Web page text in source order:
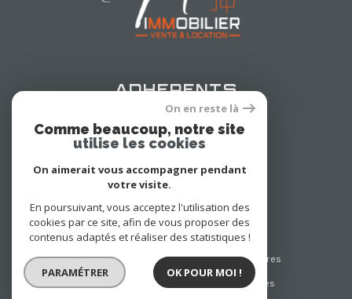
adhérents
© 2022 Tous droits réservés
Traduction powered by Google Nos honoraires
Plan du site Mentions légales Partenaires
On en reste là
Comme beaucoup, notre site
utilise les cookies
On aimerait vous accompagner pendant
votre visite.
En poursuivant, vous acceptez l'utilisation des
cookies par ce site, afin de vous proposer des
contenus adaptés et réaliser des statistiques !
PARAMÉTRER OK POUR MOI !